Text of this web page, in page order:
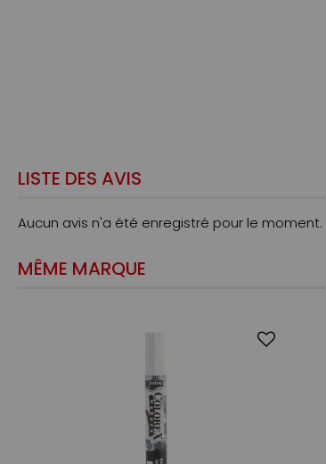
LISTE DES AVIS
Aucun avis n'a été enregistré pour le moment.
MÊME MARQUE